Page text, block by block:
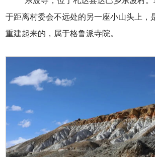
于距离村委会不远处的另一座小山头上，
重建起来的，属于格鲁派寺院。